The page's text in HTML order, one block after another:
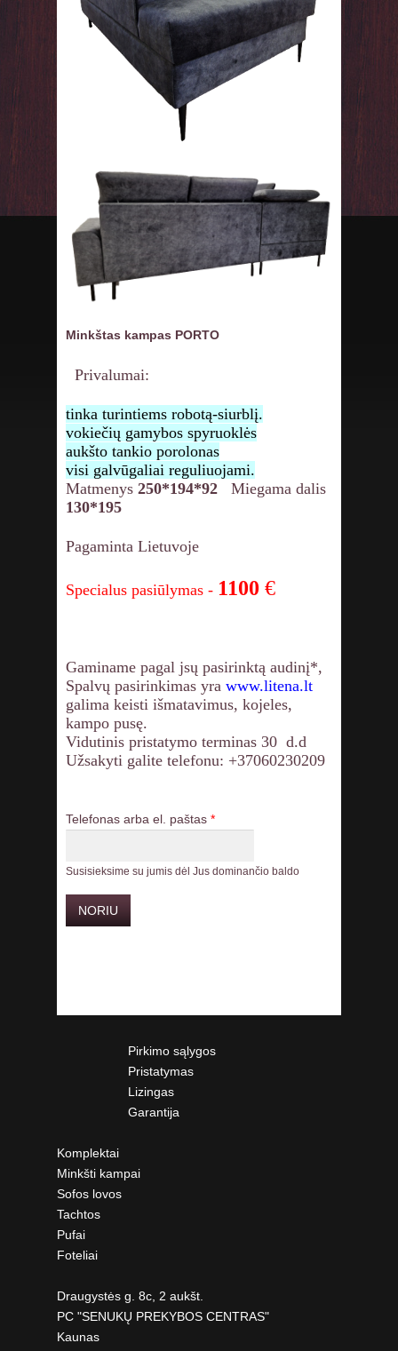
Minkštas kampas PORTO
Privalumai:
tinka turintiems robotą-siurblį.
vokiečių gamybos spyruoklės
aukšto tankio porolonas
visi galvūgaliai reguliuojami.
Matmenys 250*194*92
Miegama dalis
130*195
Pagaminta Lietuvoje
Specialus pasiūlymas - 1100 €
Gaminame pagal jsų pasirinktą audinį*,
Spalvų pasirinkimas yra www.litena.lt
galima keisti išmatavimus, kojeles,
kampo pusę.
Vidutinis pristatymo terminas 30 d.d
Užsakyti galite telefonu: +37060230209
Telefonas arba el. paštas *
Susisieksime su jumis dėl Jus dominančio baldo
Pirkimo sąlygos
Pristatymas
Lizingas
Garantija
Komplektai
Minkšti kampai
Sofos lovos
Tachtos
Pufai
Foteliai
Draugystės g. 8c, 2 aukšt.
PC "SENUKŲ PREKYBOS CENTRAS"
Kaunas